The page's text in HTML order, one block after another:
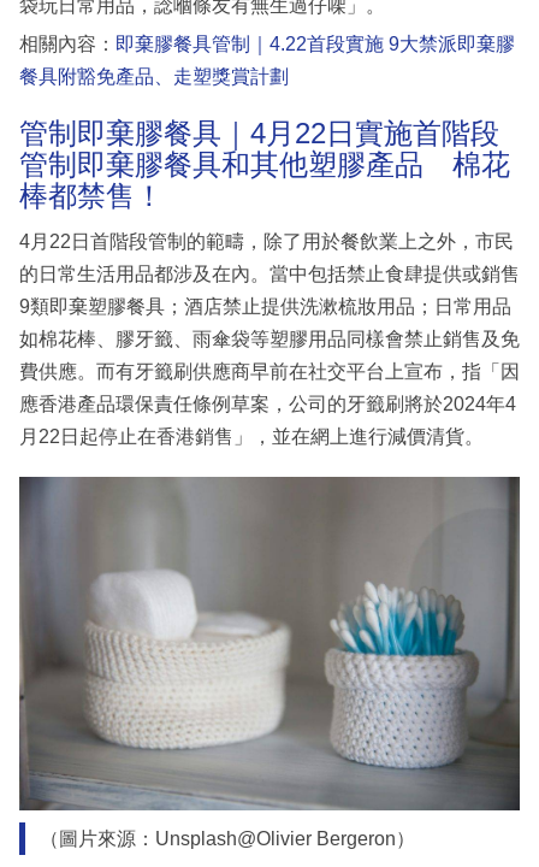
袋玩日常用品，諗嗰條友有無生過仔㗎」。
相關內容： 即棄膠餐具管制｜4.22首段實施 9大禁派即棄膠
餐具附豁免產品、走塑獎賞計劃
管制即棄膠餐具｜4月22日實施首階段
管制即棄膠餐具和其他塑膠產品 棉花
棒都禁售！
4月22日首階段管制的範疇，除了用於餐飲業上之外，市民
的日常生活用品都涉及在內。當中包括禁止食肆提供或銷售
9類即棄塑膠餐具；酒店禁止提供洗漱梳妝用品；日常用品
如棉花棒、膠牙籤、雨傘袋等塑膠用品同樣會禁止銷售及免
費供應。而有牙籤刷供應商早前在社交平台上宣布，指「因
應香港產品環保責任條例草案，公司的牙籤刷將於2024年4
月22日起停止在香港銷售」，並在網上進行減價清貨。
（圖片來源：Unsplash@Olivier Bergeron）